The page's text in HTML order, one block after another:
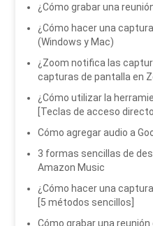
¿Cómo grabar una
¿Cómo hacer una
(Windows y Mac)
¿Zoom notifica las
capturas de pantalla en
¿Cómo utilizar la
[Teclas de acceso
Cómo agregar audio a
3 formas sencillas de
Amazon Music
¿Cómo hacer una
[5 métodos sencillos]
Cómo grabar una